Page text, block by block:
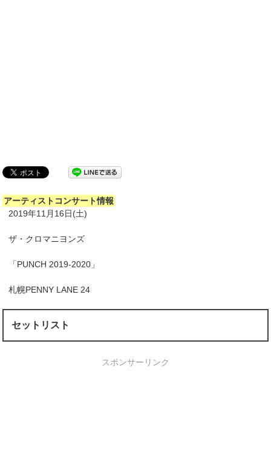
アーティストコンサート情報
2019年11月16日(土)
ザ・クロマニヨンズ
「PUNCH 2019-2020」
札幌PENNY LANE 24
セットリスト
スポンサーリンク